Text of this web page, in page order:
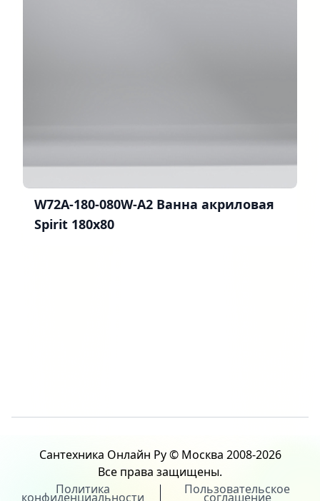
W72A-180-080W-A2 Ванна акриловая
Spirit 180x80
Сантехника Онлайн Ру © Москва 2008-2026
Все права защищены.
Политика
конфиденциальности
Пользовательское
соглашение